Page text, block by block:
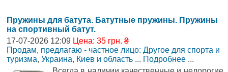
Пружины для батута. Батутные пружины. Пружины
на спортивный батут.
17-07-2026 12:09 Цена: 35 грн. ₴
Продам, предлагаю - частное лицо: Другое для спорта и
туризма, Украина, Киев и область ... Подробнее ...